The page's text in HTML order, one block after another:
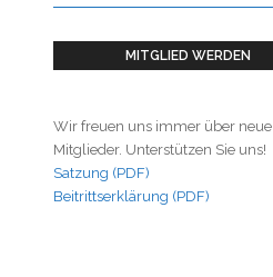
MITGLIED WERDEN
Wir freuen uns immer über neue
Mitglieder. Unterstützen Sie uns!
Satzung (PDF)
Beitrittserklärung (PDF)